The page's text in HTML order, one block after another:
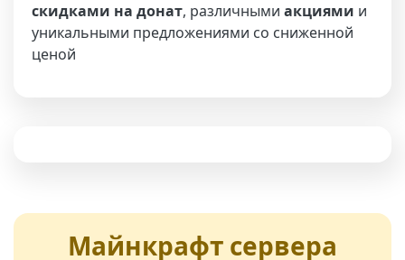
скидками на донат, различными акциями и
уникальными предложениями со сниженной
ценой
Майнкрафт сервера